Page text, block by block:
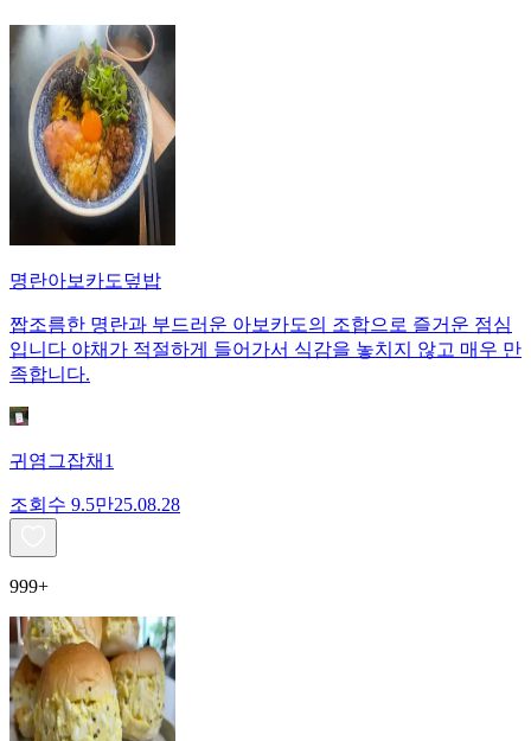
명란아보카도덮밥
짭조름한 명란과 부드러운 아보카도의 조합으로 즐거운 점심
입니다 야채가 적절하게 들어가서 식감을 놓치지 않고 매우 만
족합니다.
귀염그잡채1
조회수 9.5만25.08.28
999+